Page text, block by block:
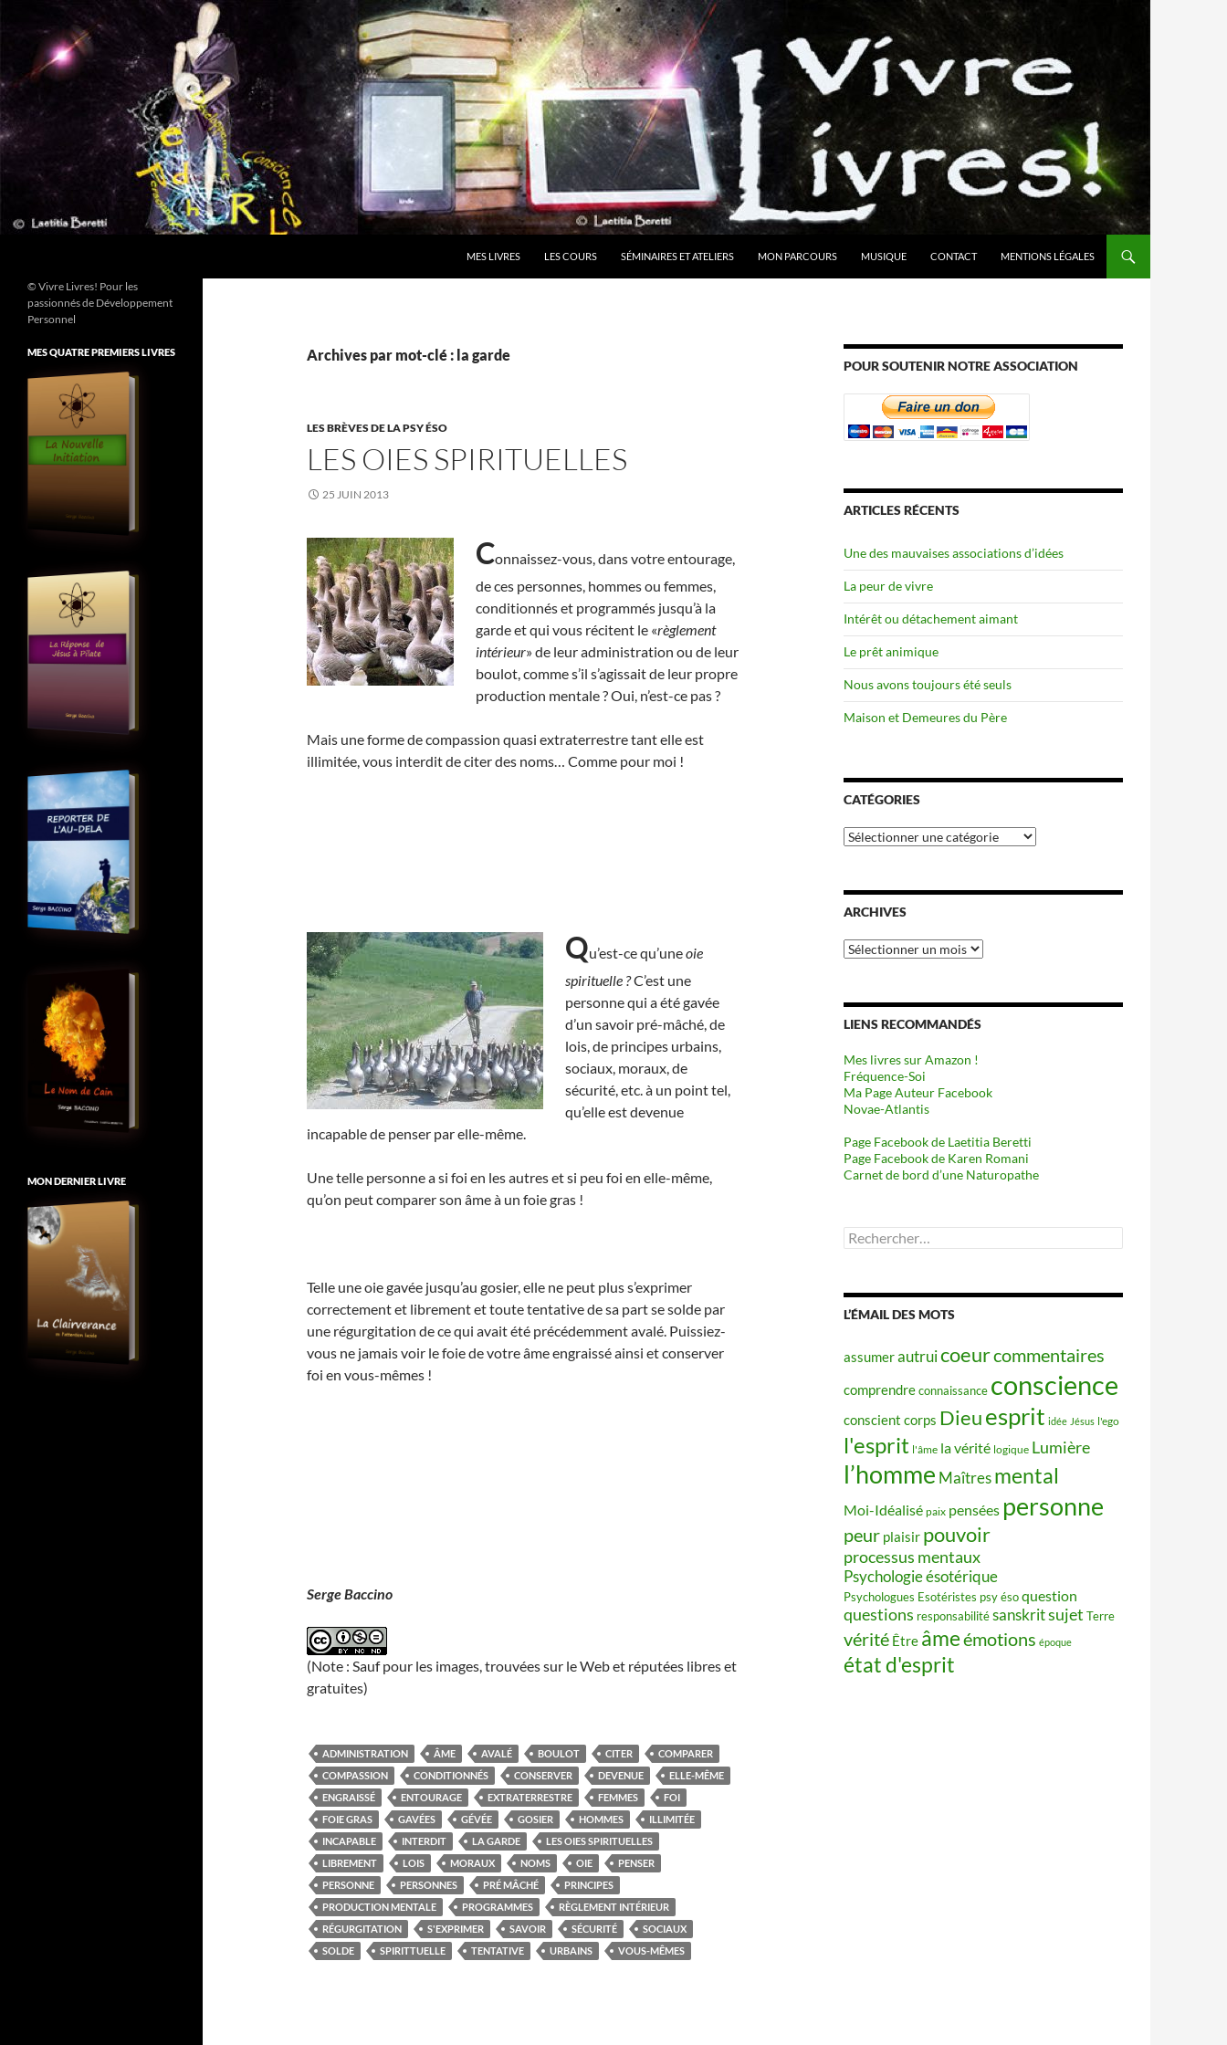
contenu
MES LIVRES LES COURS SÉMINAIRES ET ATELIERS MON PARCOURS MUSIQUE CONTACT MENTIONS LÉGALES
Archives par mot-clé : la garde
LES BRÈVES DE LA PSY ÉSO
LES OIES SPIRITUELLES
25 JUIN 2013
Connaissez-vous, dans votre entourage,
de ces personnes, hommes ou femmes,
conditionnés et programmés jusqu’à la
garde et qui vous récitent le «règlement
intérieur» de leur administration ou de leur
boulot, comme s’il s’agissait de leur propre
production mentale ? Oui, n’est-ce pas ?
Mais une forme de compassion quasi extraterrestre tant elle est
illimitée, vous interdit de citer des noms… Comme pour moi !
Qu’est-ce qu’uneoie
spirituelle ?C’est une
personne qui a été gavée
d’un savoir pré-mâché, de
lois, de principes urbains,
sociaux, moraux, de
sécurité, etc. à un point tel,
qu’elle est devenue
incapable de penser par elle-même.
Une telle personne a si foi en les autres et si peu foi en elle-même,
qu’on peut comparer son âme à un foie gras !
Telle une oie gavée jusqu’au gosier, elle ne peut plus s’exprimer
correctement et librement et toute tentative de sa part se solde par
une régurgitation de ce qui avait été précédemment avalé. Puissiez-
vous ne jamais voir le foie de votre âme engraissé ainsi et conserver
foi en vous-mêmes !
Serge Baccino
(Note : Sauf pour les images, trouvées sur le Web et réputées libres et
gratuites)
ADMINISTRATION ÂME AVALÉ BOULOT CITER
COMPARER
COMPASSION
CONDITIONNÉS CONSERVER DEVENUE
ELLE-MÊME
ENGRAISSÉ
ENTOURAGE EXTRATERRESTRE FEMMES
FOI
FOIE GRAS
GAVÉES GÉVÉE GOSIER HOMMES
ILLIMITÉE
INCAPABLE
INTERDIT LA GARDE
LES OIES SPIRITUELLES
LIBREMENT
LOIS MORAUX NOMS OIE
PENSER
PERSONNE
PERSONNES PRÉ MÂCHÉ
PRINCIPES
PRODUCTION MENTALE
PROGRAMMES
RÈGLEMENT INTÉRIEUR
RÉGURGITATION
S'EXPRIMER SAVOIR SÉCURITÉ
SOCIAUX
SOLDE
SPIRITTUELLE TENTATIVE URBAINS VOUS-MÊMES
POUR SOUTENIR NOTRE ASSOCIATION
ARTICLES RÉCENTS
Une des mauvaises associations d’idées
La peur de vivre
Intérêt ou détachement aimant
Le prêt animique
Nous avons toujours été seuls
Maison et Demeures du Père
CATÉGORIES
Catégories
ARCHIVES
Archives
LIENS RECOMMANDÉS
Mes livres sur Amazon !
Fréquence-Soi
Ma Page Auteur Facebook
Novae-Atlantis
Page Facebook de Laetitia Beretti
Page Facebook de Karen Romani
Carnet de bord d’une Naturopathe
Rechercher :
L’ÉMAIL DES MOTS
assumerautruicoeurcommentaires
comprendreconnaissance conscience
conscient corps Dieuesprit idée Jésus l'ego
l'esprit l'âme la vérité logique Lumière
l’homme Maîtres mental
Moi-Idéalisé paix pensées personne
peur plaisir pouvoir
processus mentaux
Psychologie ésotérique
Psychologues Esotéristes psy ésoquestion
questions responsabilitésanskritsujet Terre
vérité Être âmeémotions époque
état d'esprit
© Vivre Livres! Pour les
passionnés de Développement
Personnel
MES QUATRE PREMIERS LIVRES
MON DERNIER LIVRE